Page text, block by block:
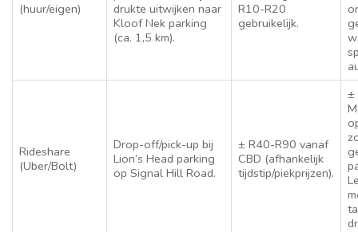
(huur/eigen)
drukte uitwijken naar
Kloof Nek parking
(ca. 1,5 km).
R10-R20
gebruikelijk.
Rideshare
(Uber/Bolt)
Drop-off/pick-up bij
Lion’s Head parking
op Signal Hill Road.
± R40-R90 vanaf
CBD (afhankelijk
tijdstip/piekprijzen).
±